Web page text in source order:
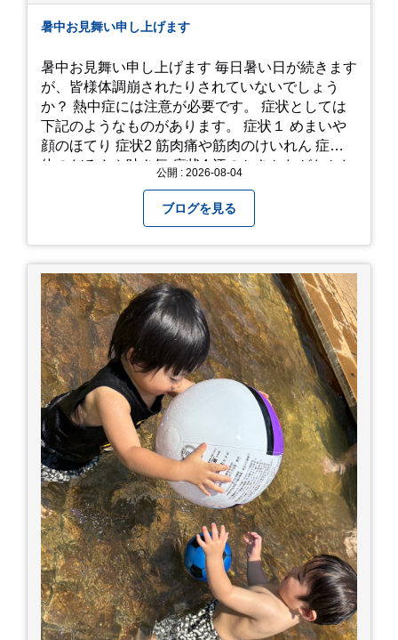
暑中お見舞い申し上げます
暑中お見舞い申し上げます 毎日暑い日が続きます
が、皆様体調崩されたりされていないでしょう
か？ 熱中症には注意が必要です。 症状としては
下記のようなものがあります。 症状１ めまいや
顔のほてり 症状2 筋肉痛や筋肉のけいれん 症状3
体のだるさや吐き気 症状4 汗のかきかたがおかし
に反応しない、まっすぐ歩けない 症状7 水分補給
に医療機関へ相談、または救急車を呼びましょう
□涼しい場所へ移動しましょう □衣服を脱がし、
体を冷やして体温を下げましょう □塩分や水分を
補給しましょう 一番大切な命を守って、夏を乗り
切りましょう！
公開 : 2026-08-04
ブログを見る